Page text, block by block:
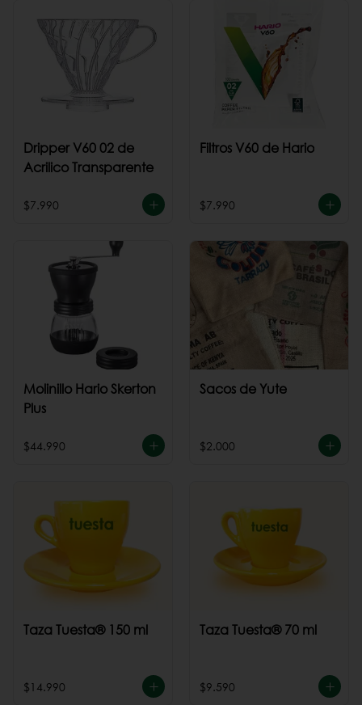
Dripper V60 02 de
Acrilico Transparente
$7.990
Filtros V60 de Hario
$7.990
Molinillo Hario Skerton
Plus
$44.990
Sacos de Yute
$2.000
Taza Tuesta® 150 ml
$14.990
Taza Tuesta® 70 ml
$9.590